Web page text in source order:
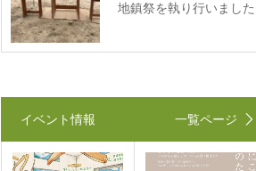
地鎮祭を執り行いました
イベント情報 一覧ページ